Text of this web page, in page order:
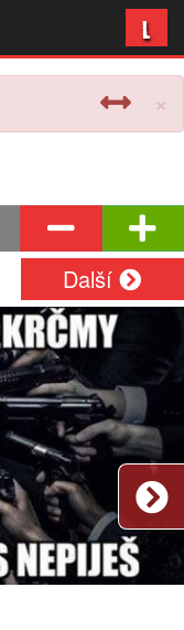
L
×
Další